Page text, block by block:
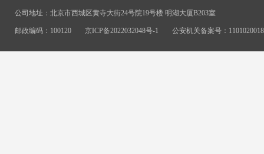
公司地址：北京市西城区黄寺大街24号院19号楼 明湖大厦B203室
邮政编码：100120 京ICP备2022032048号-1 公安机关备案号：